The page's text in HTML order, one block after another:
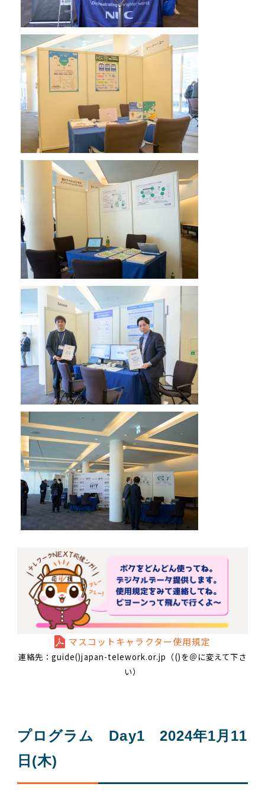
マスコットキャラクター使用規定
連絡先：guide()japan-telework.or.jp（()を＠に変えて下さ
い）
プログラム Day1 2024年1月11
日(木)